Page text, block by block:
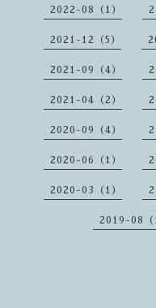
2022-08（1）
2021-12（5）
2021-09（4）
2021-04（2）
2020-09（4）
2020-06（1）
2020-03（1）
2019-08（